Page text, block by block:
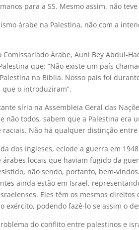
para a SS. Mesmo assim, não teve
árabe na Palestina, não com a
Árabe, Auni Bey
que: “Não existe um país
na Bíblia. Nosso país foi
que o introduziram”.
sírio na Assembleia Geral das
não todos, sabem que a Palestina era
Não há qualquer distinção entre
dos Ingleses, eclode a guerra em
locais que haviam fugido da
não sendo, portanto, bem-
ainda estão em Israel,
Eles têm os mesmos
exército, podendo fazê-lo se assim o
do conflito entre palestinos e